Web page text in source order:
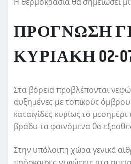
ΠΡΟΓΝΩΣΗ
ΚΥΡΙΑΚΗ 02-
Στα βόρεια προβλέπονται
αυξημένες με τοπικούς
καταιγίδες κυρίως το
βράδυ τα φαινόμενα θα
Στην υπόλοιπη χώρα γενικά